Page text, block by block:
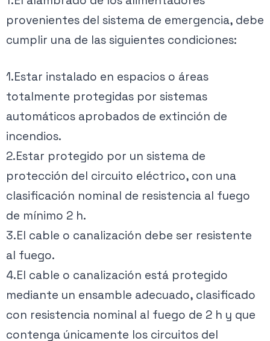
provenientes del sistema de emergencia, debe
cumplir una de las siguientes condiciones:
1.Estar instalado en espacios o áreas
totalmente protegidas por sistemas
automáticos aprobados de extinción de
incendios.
2.Estar protegido por un sistema de
protección del circuito eléctrico, con una
clasificación nominal de resistencia al fuego
de mínimo 2 h.
3.El cable o canalización debe ser resistente
al fuego.
4.El cable o canalización está protegido
mediante un ensamble adecuado, clasificado
con resistencia nominal al fuego de 2 h y que
contenga únicamente los circuitos del